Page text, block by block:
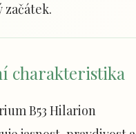
začátek.
charakteristika
B53 Hilarion